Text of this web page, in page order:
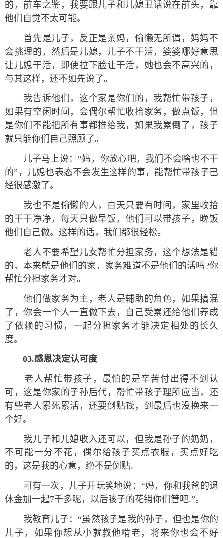
的，前车之鉴，我要跟儿子和儿媳丑话说在前头，靠
他们自觉不太可能。
首先是儿子，反正是亲妈，偷懒无所谓，妈妈不
会挑理的，然后是儿媳，儿子不干活，婆婆哪好意思
让儿媳干活，即使拉下脸让干活，她也会不高兴的，
与其这样，还不如先说了。
我告诉他们，这个家是你们的，我帮忙带孩子，
如果有空闲时间，会偶尔帮忙收拾家务，做点饭，但
是你们不能把所有事都推给我，如果我累倒了，孩子
就只能你们自己照顾了。
儿子马上说：“妈，你放心吧，我们不会啥也不干
的”，儿媳也表态不会发生这样的事，能帮忙带孩子已
经很感激了。
我也不是偷懒的人，白天只要有时间，家里收拾
的干干净净，每天只做早饭，他们可以带孩子，晚饭
他们自己做。这样的话，我们都很轻松。
老人不要希望儿女帮忙分担家务，这个想法是错
的，本来就是他们的家，家务难道不是他们的活吗?你
帮忙分担家务才对。
他们做家务为主，老人是辅助的角色，如果搞混
了，你会一个人一直做下去，自己受累还给他们养成
了依赖的习惯，一起分担家务才能决定相处的长久
度。
03.感恩决定认可度
老人帮忙带孩子，最怕的是辛苦付出得不到认
可，这是你家的子孙后代，帮忙带孩子理所应当，还
有些老人累死累活，还要倒贴钱，到最后也没换来一
个好。
我儿子和儿媳收入还可以，但我是孙子的奶奶，
不可能一分不花，偶尔给孩子买点衣服，买点好吃
的，这是我的心意，绝不是倒贴。
可有一次，儿子开玩笑地说：“妈，你和我爸的退
休金加一起7千多呢，以后孩子的花销你们管吧.”。
我教育儿子：“虽然孩子是我的孙子，但也是你的
儿子，如果你想从小就教他啃老，将来你也会不好